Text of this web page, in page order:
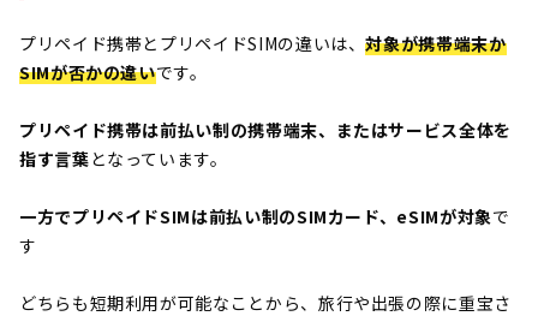
プリペイド携帯とプリペイドSIMの違いは、対象が携帯端末か
SIMが否かの違いです。
プリペイド携帯は前払い制の携帯端末、またはサービス全体を
指す言葉となっています。
一方でプリペイドSIMは前払い制のSIMカード、eSIMが対象で
す
どちらも短期利用が可能なことから、旅行や出張の際に重宝さ